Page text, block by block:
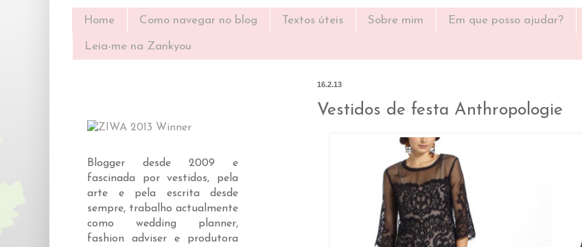
Home Como navegar no blog Textos úteis Sobre mim Em que posso ajudar?
Leia-me na Zankyou
16.2.13
Vestidos de festa Anthropologie
Blogger desde 2009 e
fascinada por vestidos, pela
arte e pela escrita desde
sempre, trabalho actualmente
como wedding planner,
fashion adviser e produtora